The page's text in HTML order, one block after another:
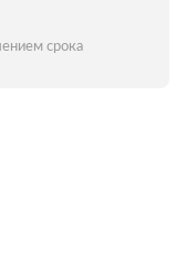
срока